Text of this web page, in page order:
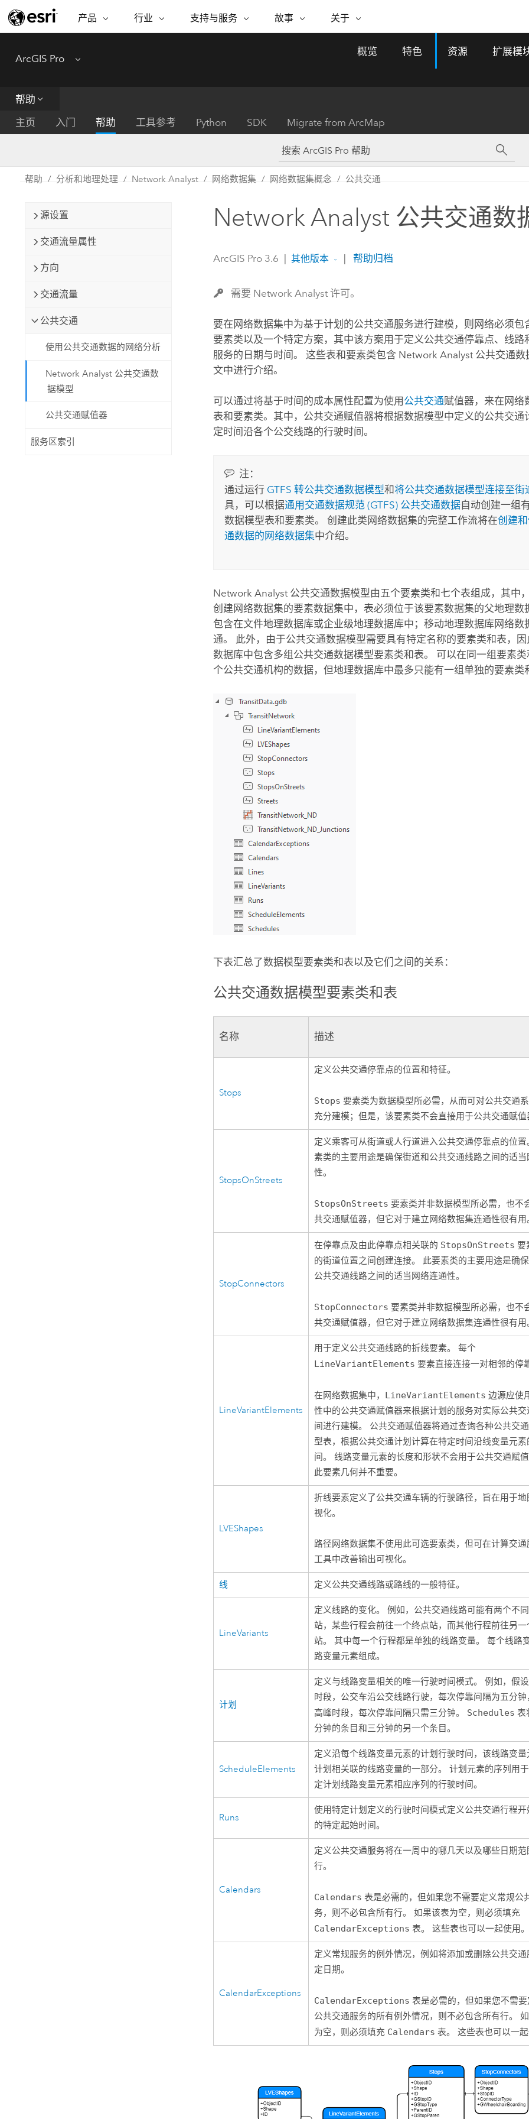
产品
ARCGIS
完整的 SaaS 制图平台
ArcGIS Enterprise
构建制图和空间分析应用程序
功能
将位置引入分析
集成、编辑和共享空间数据
Esri 产品、合作伙伴产品和开发
行业
行业
保护
能源公用事业
州和地方政府
电信
交通运输
专题倡议
基础设施管理
使用 GIS 创建现代化、有弹性且可持续发展
者了解基础设施工程与周围环境的关系。
探索基础设施管理
支持与服务
支持与服务 自助服务
文档
My Esri
故事
ESRI 故事
现实世界的全球 GIS 创新
客
商业和技术领导者之声
行业新闻和 ArcGIS 更新
所有故事
关于
关于 ESRI
合作伙伴
招贤纳士
媒体与分析师关系
联系我们
ArcGIS Pro Menu
概览 特色 资源 扩展模
帮助
主页
入门 帮助 工具参考 Python SDK Migrate from ArcMap
帮助 分析和地理处理 Network Analyst 网络数据集 网络数据集概念 公共交通
源设置
交通流量属性
方向
交通流量
公共交通
使用公共交通数据的网络分析
Network Analyst 公共交通数
据模型
公共交通赋值器
服务区索引
Network Analyst 公共交通数
ArcGIS Pro 3.6 其他版本 帮助归档
需要 Network Analyst 许可。
要在网络数据集中为基于计划的公共交通服务进行建模，则网络必须包
要素类以及一个特定方案，其中该方案用于定义公共交通停靠点、线路
服务的日期与时间。 这些表和要素类包含 Network Analyst 公共交通数
文中进行介绍。
可以通过将基于时间的成本属性配置为使用 公共交通赋值器，来在网络
表和要素类。其中，公共交通赋值器将根据数据模型中定义的公共交通
定时间沿各个公交线路的行驶时间。
注：
通过运行 GTFS 转公共交通数据模型和将公共交通数据模型连接至街
具，可以根据通用交通数据规范 (GTFS) 公共交通数据自动创建一组
数据模型表和要素类。 创建此类网络数据集的完整工作流将在创建
通数据的网络数据集中介绍。
Network Analyst 公共交通数据模型由五个要素类和七个表组成，其中
创建网络数据集的要素数据集中，表必须位于该要素数据集的父地理数
包含在文件地理数据库或企业级地理数据库中；移动地理数据库网络数
通。 此外，由于公共交通数据模型需要具有特定名称的要素类和表，
数据库中包含多组公共交通数据模型要素类和表。 可以在同一组要素
个公共交通机构的数据，但地理数据库中最多只能有一组单独的要素类
下表汇总了数据模型要素类和表以及它们之间的关系：
公共交通数据模型要素类和表
名称 描述
Stops
定义公共交通停靠点的位置和特征。
Stops 要素类为数据模型所必需，从而可对公共交通
充分建模；但是，该要素类不会直接用于公共交通赋值
StopsOnStreets
定义乘客可从街道或人行道进入公共交通停靠点的位置
素类的主要用途是确保街道和公共交通线路之间的适当
性。
StopsOnStreets 要素类并非数据模型所必需，也不
共交通赋值器，但它对于建立网络数据集连通性很有用
StopConnectors
在停靠点及由此停靠点相关联的 StopsOnStreets 要
的街道位置之间创建连接。 此要素类的主要用途是确
公共交通线路之间的适当网络连通性。
StopConnectors 要素类并非数据模型所必需，也不
共交通赋值器，但它对于建立网络数据集连通性很有用
LineVariantElements
用于定义公共交通线路的折线要素。 每个
LineVariantElements 要素直接连接一对相邻的停
在网络数据集中， LineVariantElements 边源应使
性中的公共交通赋值器来根据计划的服务对实际公共
间进行建模。 公共交通赋值器将通过查询各种公共交
型表，根据公共交通计划计算在特定时间沿线变量元
间。 线路变量元素的长度和形状不会用于公共交通赋
此要素几何并不重要。
LVEShapes
折线要素定义了公共交通车辆的行驶路径，旨在用于地
视化。
路径网络数据集不使用此可选要素类，但可在计算交通
工具中改善输出可视化。
线 定义公共交通线路或路线的一般特征。
LineVariants
定义线路的变化。 例如，公共交通线路可能有两个不
站，某些行程会前往一个终点站，而其他行程前往另一
站。 其中每一个行程都是单独的线路变量。 每个线路
路变量元素组成。
计划
定义与线路变量相关的唯一行驶时间模式。 例如，假
时段，公交车沿公交线路行驶，每次停靠间隔为五分
高峰时段，每次停靠间隔只需三分钟。 Schedules 表
分钟的条目和三分钟的另一个条目。
ScheduleElements
定义沿每个线路变量元素的计划行驶时间，该线路变量
计划相关联的线路变量的一部分。 计划元素的序列用
定计划线路变量元素相应序列的行驶时间。
Runs
使用特定计划定义的行驶时间模式定义公共交通行程
的特定起始时间。
Calendars
定义公共交通服务将在一周中的哪几天以及哪些日期
行。
Calendars 表是必需的，但如果您不需要定义常规公
务，则不必包含所有行。 如果该表为空，则必须填充
CalendarExceptions 表。 这些表也可以一起使用。
CalendarExceptions
定义常规服务的例外情况，例如将添加或删除公共交
定日期。
CalendarExceptions 表是必需的，但如果您不需
公共交通服务的所有例外情况，则不必包含所有行。
为空，则必须填充 Calendars 表。 这些表也可以一起